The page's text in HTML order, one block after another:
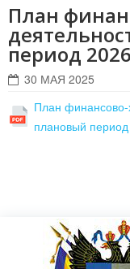
План
период
30 МАЯ 2025
План финансово-
плановый